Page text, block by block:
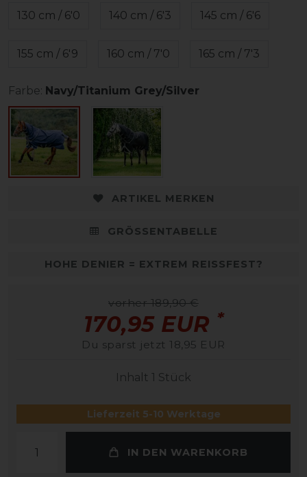
130 cm / 6'0 140 cm / 6'3 145 cm / 6'6
155 cm / 6'9 160 cm / 7'0 165 cm / 7'3
Farbe: Navy/Titanium Grey/Silver
ARTIKEL MERKEN
GRÖSSENTABELLE
HOHE DENIER = EXTREM REISSFEST?
vorher 189,90 €
170,95 EUR *
Du sparst jetzt 18,95 EUR
Inhalt 1 Stück
Lieferzeit 5-10 Werktage
IN DEN WARENKORB